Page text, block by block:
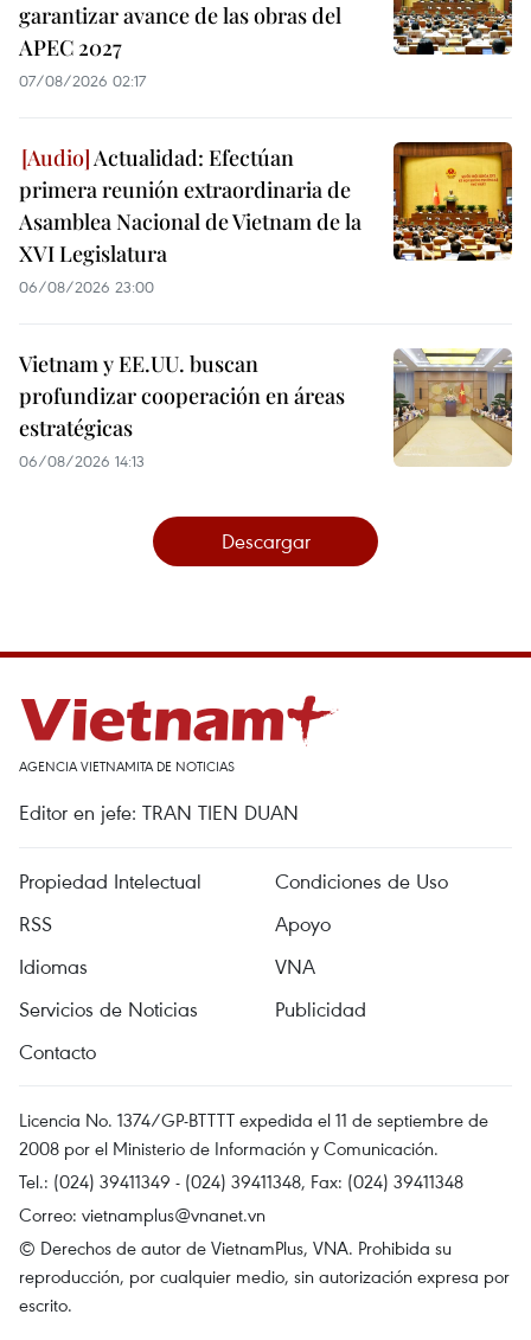
garantizar avance de las obras del
APEC 2027
07/08/2026 02:17
Actualidad: Efectúan
primera reunión extraordinaria de
Asamblea Nacional de Vietnam de la
XVI Legislatura
06/08/2026 23:00
Vietnam y EE.UU. buscan
profundizar cooperación en áreas
estratégicas
06/08/2026 14:13
Descargar
AGENCIA VIETNAMITA DE NOTICIAS
Editor en jefe: TRAN TIEN DUAN
Propiedad Intelectual
Condiciones de Uso
RSS
Apoyo
Idiomas
VNA
Servicios de Noticias
Publicidad
Contacto
Licencia No. 1374/GP-BTTTT expedida el 11 de septiembre de
2008 por el Ministerio de Información y Comunicación.
Tel.: (024) 39411349 - (024) 39411348, Fax: (024) 39411348
Correo: vietnamplus@vnanet.vn
© Derechos de autor de VietnamPlus, VNA. Prohibida su
reproducción, por cualquier medio, sin autorización expresa por
escrito.